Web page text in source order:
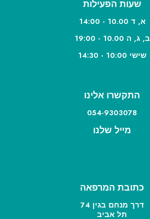
שעות הפעילות
א, ד 10.00 - 14:00
ב, ג, ה 10.00 - 19:00
שישי 10:00 - 14:30
התקשרו אלינו
054-9303078
מייל שלנו
כתובת המרפאה
דרך מנחם בגין 74
תל אביב